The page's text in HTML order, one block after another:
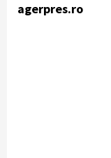
agerpres.ro